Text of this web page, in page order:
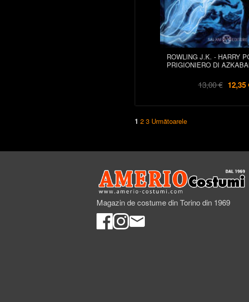
ROWLING J.K. - HARRY
PRIGIONIERO DI
13,00 € 12,35
1 2 3 Următoarele
Magazin de costume din Torino din 1969